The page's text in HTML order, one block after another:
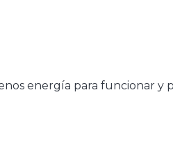
energía para funcionar